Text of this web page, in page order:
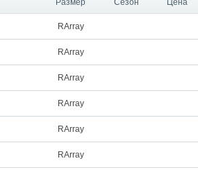
Размер Сезон Цена
RArray
RArray
RArray
RArray
RArray
RArray